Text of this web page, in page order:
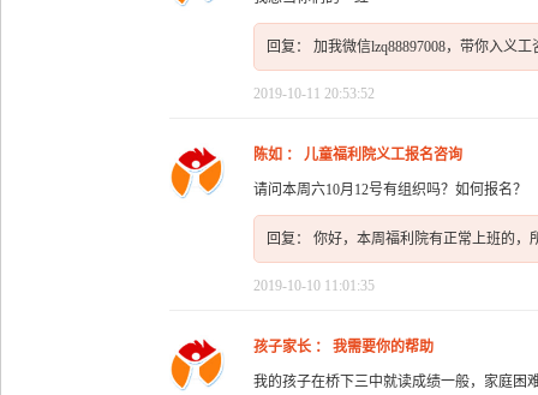
回复： 加我微信lzq88897008，带你入义工
2019-10-11 20:53:52
陈如 ： 儿童福利院义工报名咨询
请问本周六10月12号有组织吗？如何报名？
回复： 你好，本周福利院有正常上班的，
2019-10-10 11:01:35
孩子家长 ： 我需要你的帮助
我的孩子在桥下三中就读成绩一般，家庭困